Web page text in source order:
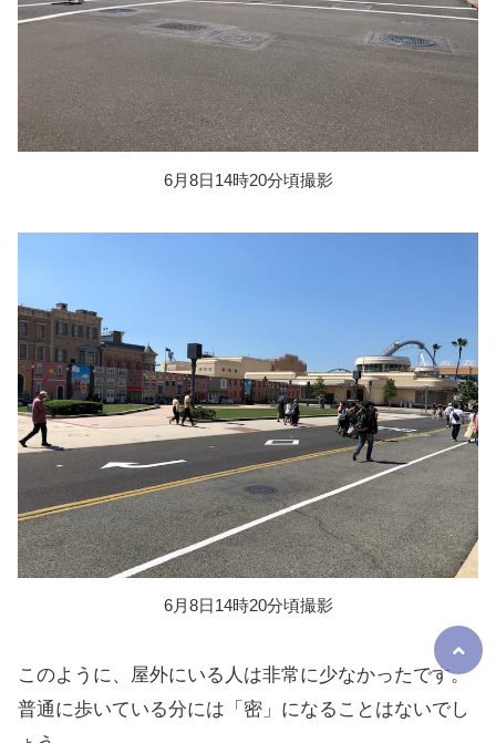
6月8日14時20分頃撮影
6月8日14時20分頃撮影
このように、屋外にいる人は非常に少なかったです。
普通に歩いている分には「密」になることはないでし